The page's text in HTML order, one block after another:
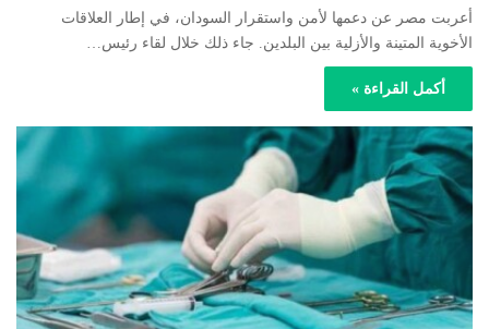
أعربت مصر عن دعمها لأمن واستقرار السودان، في إطار العلاقات
الأخوية المتينة والأزلية بين البلدين. جاء ذلك خلال لقاء رئيس…
أكمل القراءة »